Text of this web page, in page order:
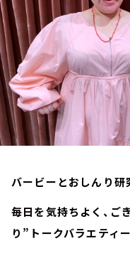
バービーとおしんり研
毎日を気持ちよく、ご
り”トークバラエティー